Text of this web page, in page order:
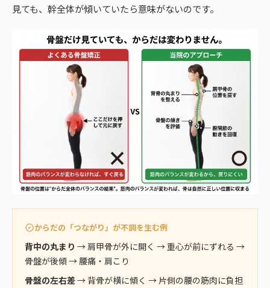
見ても、幹全体が傾いていたら意味がないのです。
からだの「つながり」が不調を生む例
背中の丸まり → 肩甲骨が外に開く → 重心が前にずれる →
骨盤が後傾 → 腰痛・肩こり
骨盤の左右差→ 背骨が横に傾く → 片側の腰の筋肉に負担